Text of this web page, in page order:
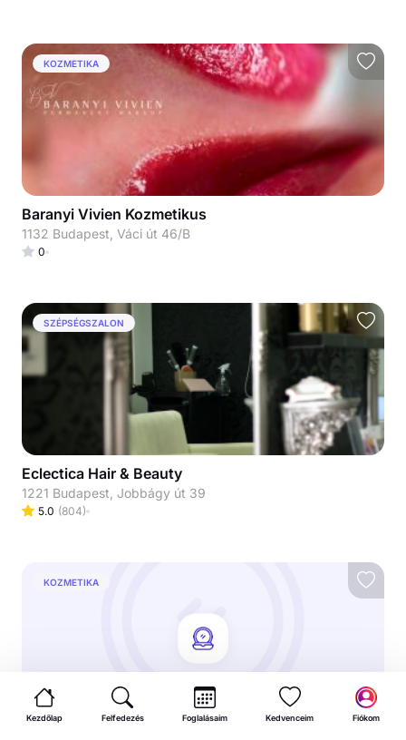
KOZMETIKA
Baranyi Vivien Kozmetikus
1132 Budapest, Váci út 46/B
0
SZÉPSÉGSZALON
Eclectica Hair & Beauty
1221 Budapest, Jobbágy út 39
5.0 (804)
KOZMETIKA
Kezdőlap Felfedezés Foglalásaim Kedvenceim Fiókom